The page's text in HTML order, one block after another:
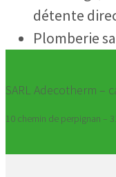
détente
Plomberie
SARL Adecotherm –
10 chemin de perpignan –